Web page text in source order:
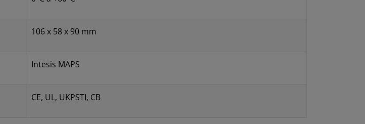
106 x 58 x 90 mm
Intesis MAPS
CE, UL, UKPSTI, CB